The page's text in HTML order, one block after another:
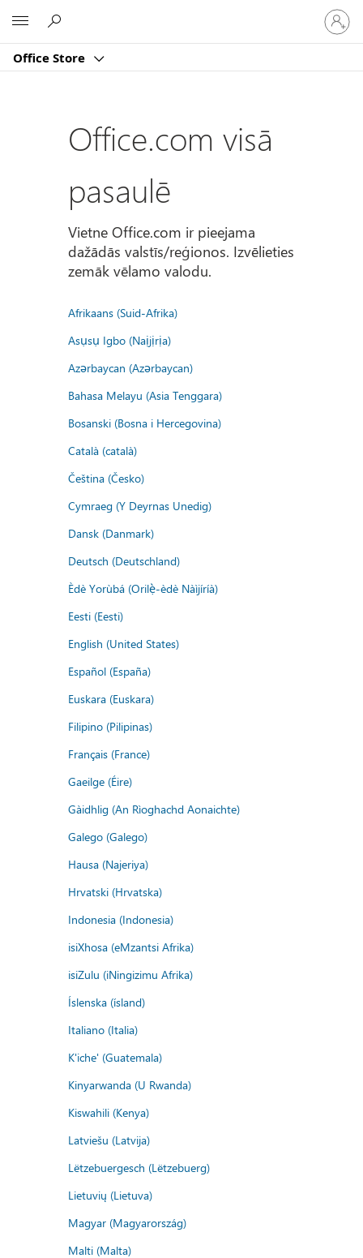
Office Store
savā
kontā
Office.com visā
pasaulē
Vietne Office.com ir pieejama
dažādās valstīs/reģionos. Izvēlieties
zemāk vēlamo valodu.
Afrikaans (Suid-Afrika)
Asụsụ Igbo (Naịjịrịa)
Azərbaycan (Azərbaycan)
Bahasa Melayu (Asia Tenggara)
Bosanski (Bosna i Hercegovina)
Català (català)
Čeština (Česko)
Cymraeg (Y Deyrnas Unedig)
Dansk (Danmark)
Deutsch (Deutschland)
Èdè Yorùbá (Orilẹ̀-èdè Nàìjíríà)
Eesti (Eesti)
English (United States)
Español (España)
Euskara (Euskara)
Filipino (Pilipinas)
Français (France)
Gaeilge (Éire)
Gàidhlig (An Rìoghachd Aonaichte)
Galego (Galego)
Hausa (Najeriya)
Hrvatski (Hrvatska)
Indonesia (Indonesia)
isiXhosa (eMzantsi Afrika)
isiZulu (iNingizimu Afrika)
Íslenska (ísland)
Italiano (Italia)
K'iche' (Guatemala)
Kinyarwanda (U Rwanda)
Kiswahili (Kenya)
Latviešu (Latvija)
Lëtzebuergesch (Lëtzebuerg)
Lietuvių (Lietuva)
Magyar (Magyarország)
Malti (Malta)